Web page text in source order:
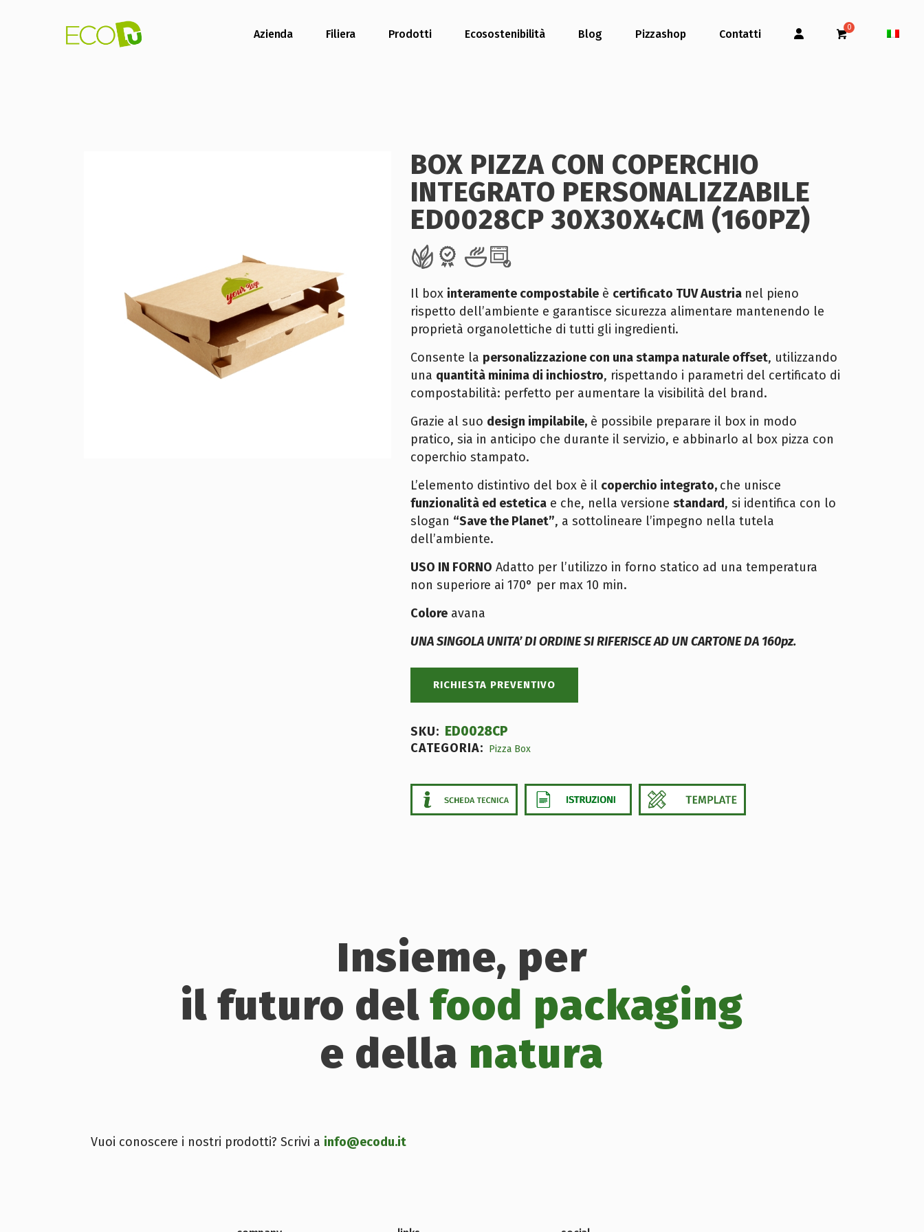
Azienda Filiera Prodotti Ecosostenibilità Blog Pizzashop Contatti
BOX PIZZA CON COPERCHIO
INTEGRATO PERSONALIZZABILE
ED0028CP 30X30X4CM (160PZ)
Il box interamente compostabile è certificato TUV Austria nel pieno
rispetto dell’ambiente e garantisce sicurezza alimentare mantenendo le
proprietà organolettiche di tutti gli ingredienti.
Consente la personalizzazione con una stampa naturale offset, utilizzando
una quantità minima di inchiostro, rispettando i parametri del certificato di
compostabilità: perfetto per aumentare la visibilità del brand.
Grazie al suo design impilabile, è possibile preparare il box in modo
pratico, sia in anticipo che durante il servizio, e abbinarlo al box pizza con
coperchio stampato.
L’elemento distintivo del box è il coperchio integrato, che unisce
funzionalità ed estetica e che, nella versione standard, si identifica con lo
slogan “Save the Planet”, a sottolineare l’impegno nella tutela
dell’ambiente.
USO IN FORNO Adatto per l’utilizzo in forno statico ad una temperatura
non superiore ai 170° per max 10 min.
Colore avana
UNA SINGOLA UNITA’ DI ORDINE SI RIFERISCE AD UN CARTONE DA 160pz.
RICHIESTA PREVENTIVO
SKU: ED0028CP
CATEGORIA: Pizza Box
Insieme, per
il futuro delfood packaging
e della natura
Vuoi conoscere i nostri prodotti? Scrivi a info@ecodu.it